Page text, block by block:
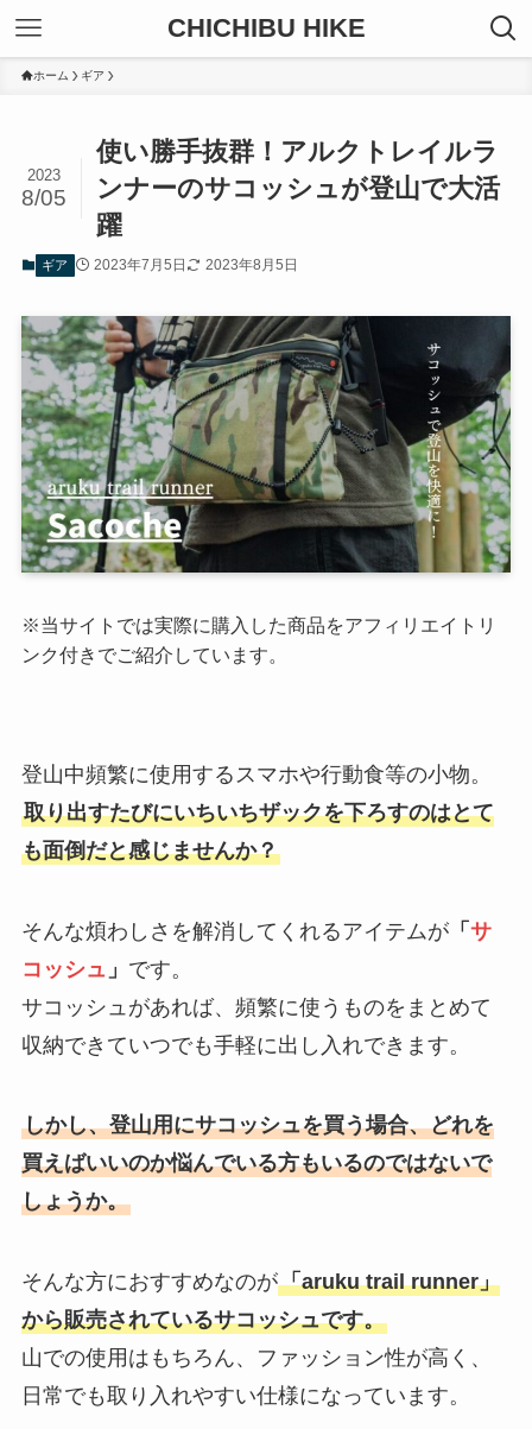
CHICHIBU HIKE
ホーム ギア
使い勝手抜群！アルクトレイルラ
ンナーのサコッシュが登山で大活
躍
2023
8/05
ギア 2023年7月5日 2023年8月5日
※当サイトでは実際に購入した商品をアフィリエイトリ
ンク付きでご紹介しています。
登山中頻繁に使用するスマホや行動食等の小物。
取り出すたびにいちいちザックを下ろすのはとて
も面倒だと感じませんか？
そんな煩わしさを解消してくれるアイテムが「 サ
コッシュ 」 です。
サコッシュがあれば、頻繁に使うものをまとめて
収納できていつでも手軽に出し入れできます。
しかし、登山用にサコッシュを買う場合、どれを
買えばいいのか悩んでいる方もいるのではないで
しょうか。
そんな方におすすめなのが「aruku trail runner」
から販売されているサコッシュです。
山での使用はもちろん、ファッション性が高く、
日常でも取り入れやすい仕様になっています。